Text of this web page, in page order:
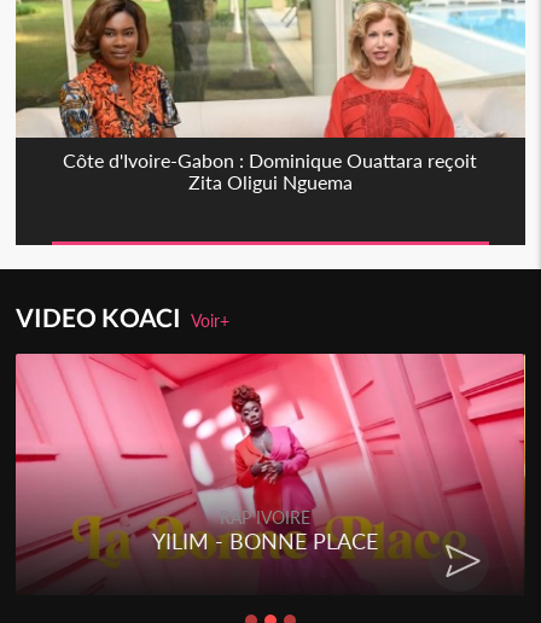
Côte d'Ivoire-Gabon : Dominique Ouattara reçoit
Zita Oligui Nguema
VIDEO KOACIVoir+
RAP IVOIRE
YILIM - BONNE PLACE